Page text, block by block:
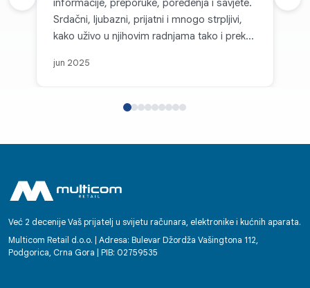
informacije, preporuke, poređenja i savjete.
Srdačni, ljubazni, prijatni i mnogo strpljivi,
kako uživo u njihovim radnjama tako i preko
za Multicom d.o.o. i sve pohvale za takvu
slobodno reći, parira velikim firmama i
Bilo da se radi o podršci, savjetovanju ili
tehničkoj pomoći, radnici Multicoma
ostavljaju dojam partnera na kojega se
možete osloniti. Svako dobro! Enko
jun 2025
Prethodna recenzija
Već 2 decenije Vaš prijatelj u svijetu računara, elektronike i kućnih aparata.
Multicom Retail d.o.o. | Adresa: Bulevar Džordža Vašingtona 112,
Podgorica, Crna Gora | PIB: 02759535